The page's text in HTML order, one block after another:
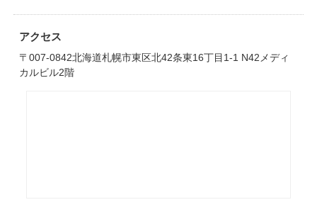
アクセス
〒007-0842北海道札幌市東区北42条東16丁目1-1 N42メディ
カルビル2階